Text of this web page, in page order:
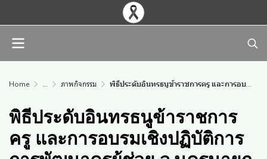
Home ... ภาพกิจกรรม พิธีประดับอินทรธนูข้าราชการครู และการอบรมเชิงปฏิบัติการการพัฒนาครูผู้ช่วย จ.นครนายก
พิธีประดับอินทรธนูข้าราชการ
ครู และการอบรมเชิงปฏิบัติการ